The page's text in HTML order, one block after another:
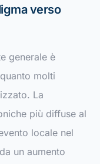
verso
generale è
molti
La
più diffuse al
locale nel
un aumento